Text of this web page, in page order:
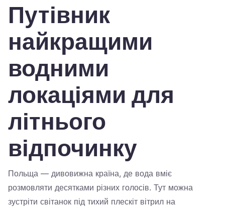
Україна
Zamknij
Путівник
найкращими
водними
локаціями для
літнього
відпочинку
Польща — дивовижна країна, де вода вміє
розмовляти десятками різних голосів. Тут можна
зустріти світанок під тихий плескіт вітрил на